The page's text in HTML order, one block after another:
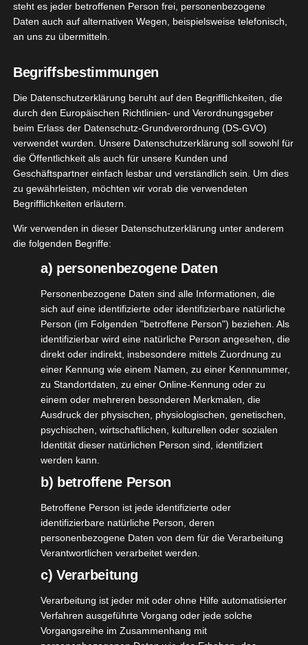
Vegan
Bohlsener Mühle Paket
24
06, 2023
Refill
Cherry
Haut
Vegetarisch
Juni 24, 2023 | Beauty,Düfte,Haut,Kooperation
Pflege, Produktvorstellungen , Vegan ,Vegetarisch Wellness
Weiterlesen
26
04, 2023
Refill
– Boob
Haut
Pflege
Vegetarisch
Wild Refill Deo – Boob Deobehälter
April 26, 2023 | Beauty, Düfte,Haut,Kooperation,
Naturkosmetik,Pflege,Produktvorstellungen,Vegan
Wellness
4
LITTLE
steht es jeder betroffenen Person frei, personenbezogene
Daten auch auf alternativen Wegen, beispielsweise telefonisch,
an uns zu übermitteln.
Begriffsbestimmungen
Die Datenschutzerklärung beruht auf den Begrifflichkeiten, die
durch den Europäischen Richtlinien- und Verordnungsgeber
beim Erlass der Datenschutz-Grundverordnung (DS-GVO)
verwendet wurden. Unsere Datenschutzerklärung soll sowohl für
die Öffentlichkeit als auch für unsere Kunden und
Geschäftspartner einfach lesbar und verständlich sein. Um dies
zu gewährleisten, möchten wir vorab die verwendeten
Begrifflichkeiten erläutern.
Wir verwenden in dieser Datenschutzerklärung unter anderem
die folgenden Begriffe:
a) personenbezogene Daten
Personenbezogene Daten sind alle Informationen, die
sich auf eine identifizierte oder identifizierbare natürliche
Person (im Folgenden "betroffene Person") beziehen. Als
identifizierbar wird eine natürliche Person angesehen, die
direkt oder indirekt, insbesondere mittels Zuordnung zu
einer Kennung wie einem Namen, zu einer Kennnummer,
zu Standortdaten, zu einer Online-Kennung oder zu
einem oder mehreren besonderen Merkmalen, die
Ausdruck der physischen, physiologischen, genetischen,
psychischen, wirtschaftlichen, kulturellen oder sozialen
Identität dieser natürlichen Person sind, identifiziert
werden kann.
b) betroffene Person
Betroffene Person ist jede identifizierte oder
identifizierbare natürliche Person, deren
personenbezogene Daten von dem für die Verarbeitung
Verantwortlichen verarbeitet werden.
c) Verarbeitung
Verarbeitung ist jeder mit oder ohne Hilfe automatisierter
Verfahren ausgeführte Vorgang oder jede solche
Vorgangsreihe im Zusammenhang mit